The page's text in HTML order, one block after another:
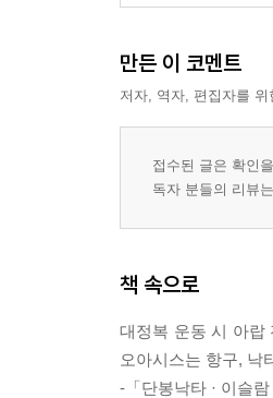
만든 이 코멘트
저자, 역자, 편집자를
접수된 글은 확인
독자 분들의 리뷰
책 속으로
대정복 운동 시 아랍
오아시스는 항구, 낙
-「단봉낙타 · 이슬